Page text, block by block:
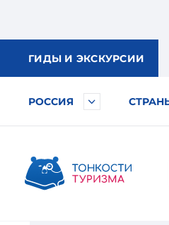
ГИДЫ И ЭКСКУРСИИ
РОССИЯ